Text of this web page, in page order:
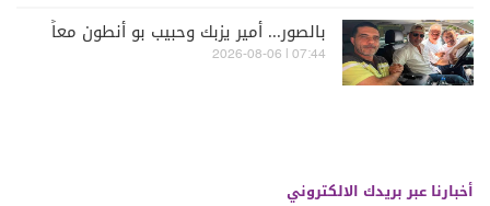
بالصور... أمير يزبك وحبيب بو أنطون معاً
07:44 | 2026-08-06
أخبارنا عبر بريدك الالكتروني